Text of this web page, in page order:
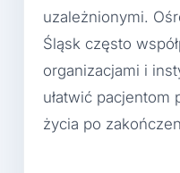
uzależnionymi.
Śląsk często
organizacjami i
ułatwić pacjentom
życia po